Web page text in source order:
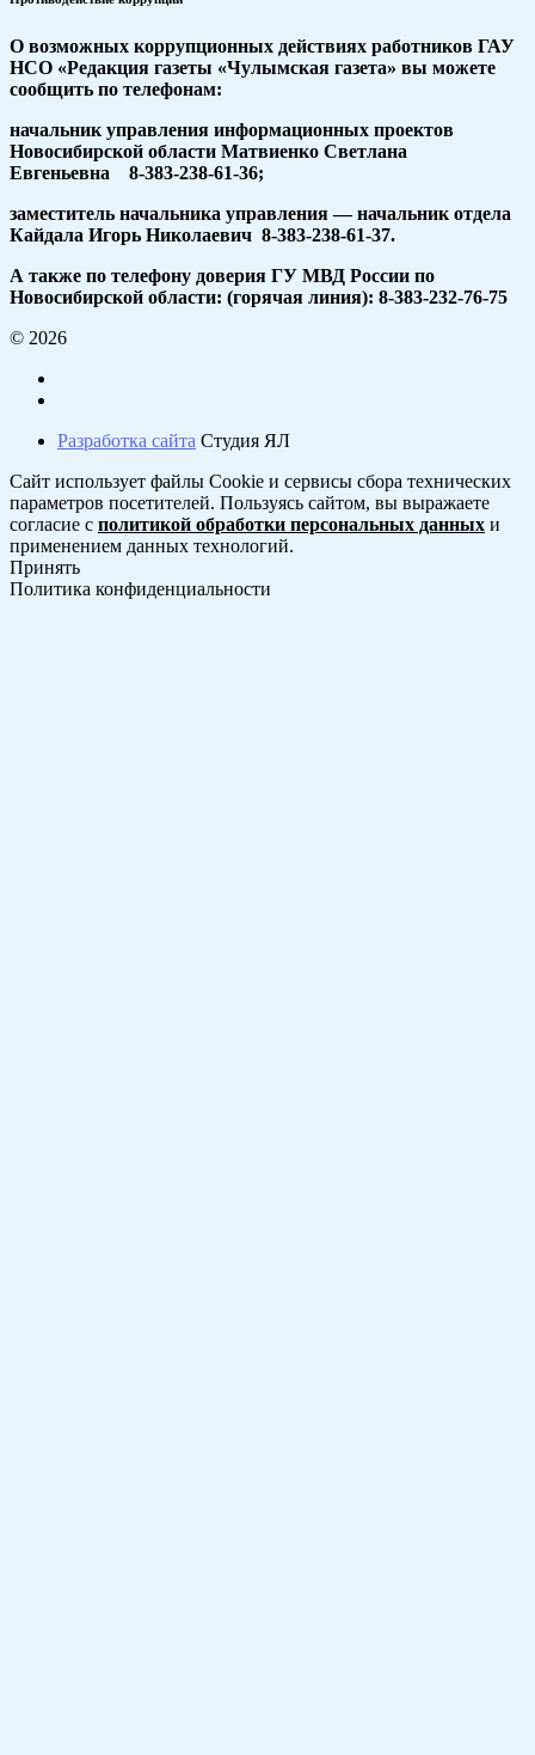
О возможных коррупционных действиях работников ГАУ
НСО «Редакция газеты «Чулымская газета» вы можете
сообщить по телефонам:
начальник управления информационных проектов
Новосибирской области Матвиенко Светлана
Евгеньевна 8-383-238-61-36;
заместитель начальника управления — начальник отдела
Кайдала Игорь Николаевич 8-383-238-61-37.
А также по телефону доверия ГУ МВД России по
Новосибирской области: (горячая линия): 8-383-232-76-75
© 2026
Разработка сайта Студия ЯЛ
Сайт использует файлы Cookie и сервисы сбора технических
параметров посетителей. Пользуясь сайтом, вы выражаете
согласие с политикой обработки персональных данных и
применением данных технологий.
Принять
Политика конфиденциальности